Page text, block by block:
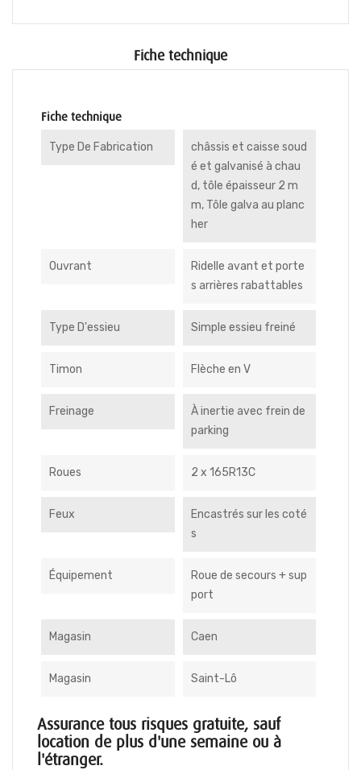
Fiche technique
Fiche technique
Type De Fabrication
châssis et caisse soud
é et galvanisé à chau
d, tôle épaisseur 2 m
m, Tôle galva au planc
her
Ouvrant
Ridelle avant et porte
s arrières rabattables
Type D'essieu Simple essieu freiné
Timon Flèche en V
Freinage
À inertie avec frein de
parking
Roues 2 x 165R13C
Feux
Encastrés sur les coté
s
Équipement
Roue de secours + sup
port
Magasin Caen
Magasin Saint-Lô
Assurance tous risques gratuite, sauf
location de plus d'une semaine ou à
l'étranger.